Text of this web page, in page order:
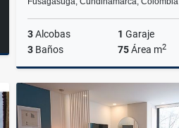
3Alcobas 1 Garaje
3 Baños 75Área m2
$370.000.000